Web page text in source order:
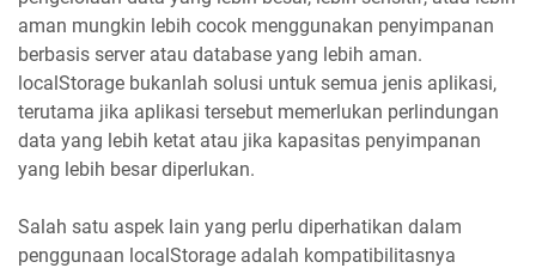
aman mungkin lebih cocok menggunakan penyimpanan
berbasis server atau database yang lebih aman.
localStorage bukanlah solusi untuk semua jenis aplikasi,
terutama jika aplikasi tersebut memerlukan perlindungan
data yang lebih ketat atau jika kapasitas penyimpanan
yang lebih besar diperlukan.
Salah satu aspek lain yang perlu diperhatikan dalam
penggunaan localStorage adalah kompatibilitasnya